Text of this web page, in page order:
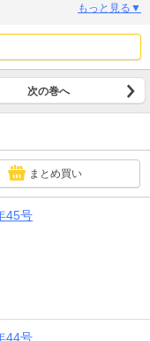
●『弱虫ペダル』『魔入り
』『チェリー勇者と”せ
伝-』次回の掲載は42号で
血鬼すぐ死ぬ』『クローバ
ク』『鮫島、最後の十五
応募者全員サービス等への
もっと見る▼
次の巻へ
まとめ買い
45号
44号